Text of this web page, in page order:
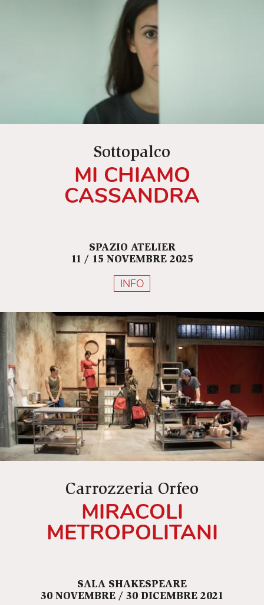
Sottopalco
MI CHIAMO
CASSANDRA
SPAZIO ATELIER
11 / 15 NOVEMBRE 2025
INFO
Carrozzeria Orfeo
MIRACOLI
METROPOLITANI
SALA SHAKESPEARE
30 NOVEMBRE / 30 DICEMBRE 2021